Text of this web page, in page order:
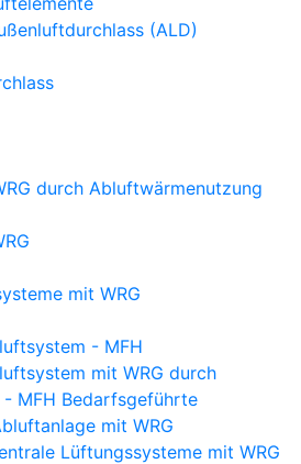
durch Abluftwärmenutzung
mit WRG
- MFH
mit WRG durch
MFH Bedarfsgeführte
mit WRG
Lüftungssysteme mit WRG